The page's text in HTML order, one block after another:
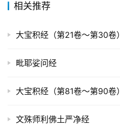
相关推荐
大宝积经（第21卷～第30卷）
毗耶娑问经
大宝积经（第81卷～第90卷）
文殊师利佛土严净经